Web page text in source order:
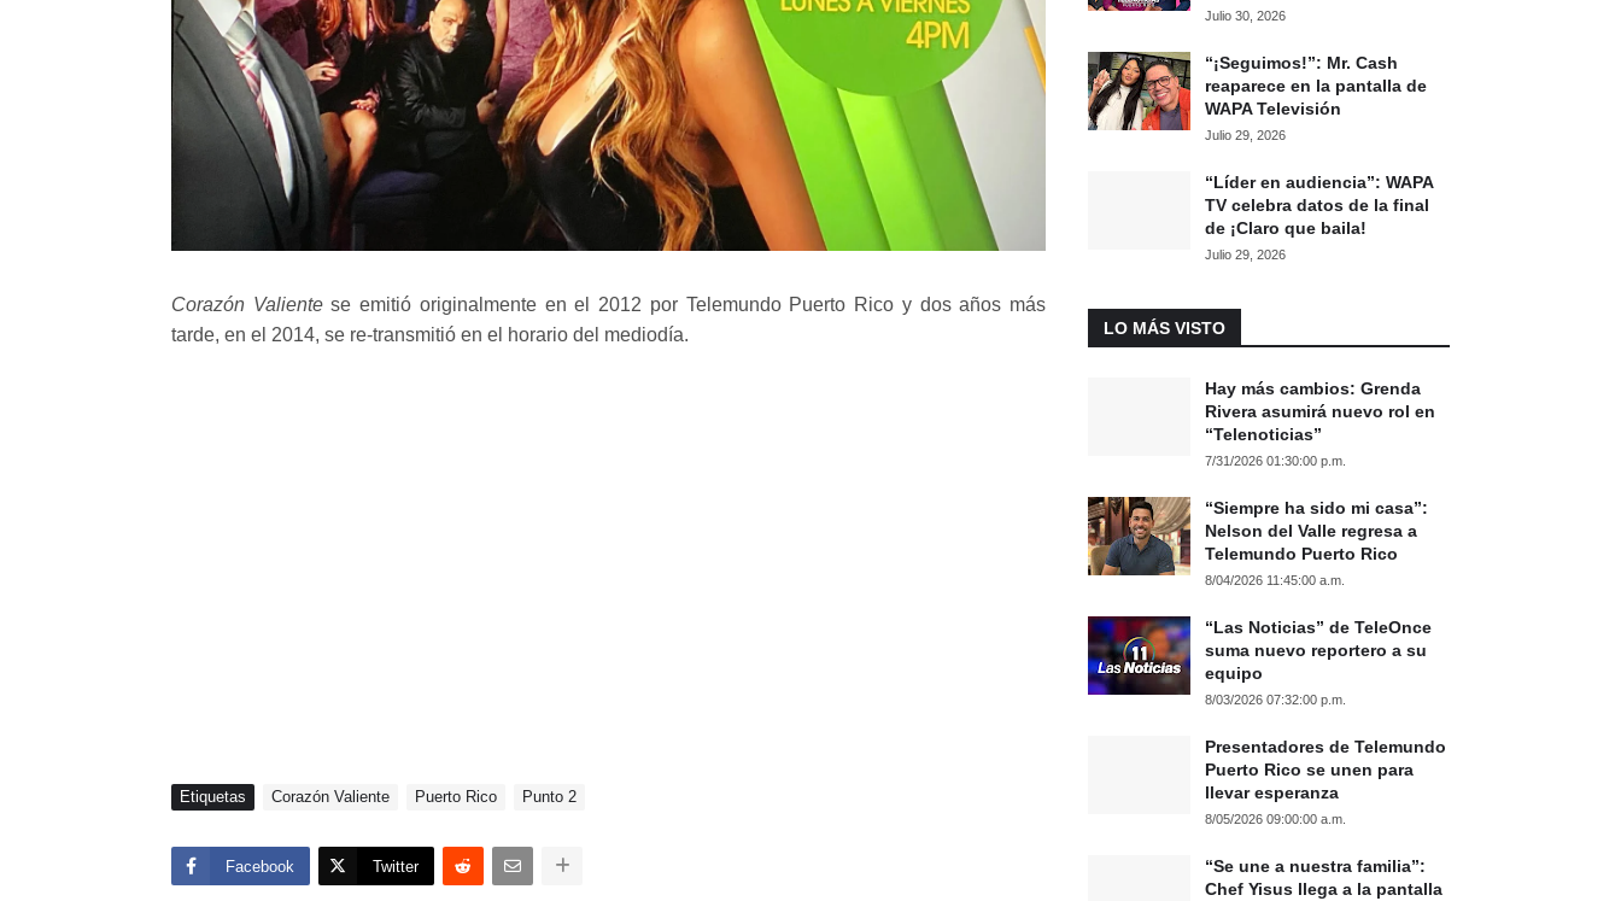
Corazón Valientese emitió originalmente en el 2012 por Telemundo Puerto Rico y dos años más
tarde, en el 2014, se re-transmitió en el horario del mediodía.
Etiquetas Corazón Valiente Puerto Rico Punto 2
Facebook Twitter
Julio 30, 2026
“¡Seguimos!”: Mr. Cash
reaparece en la pantalla de
WAPA Televisión
Julio 29, 2026
“Líder en audiencia”: WAPA
TV celebra datos de la final
de ¡Claro que baila!
Julio 29, 2026
LO MÁS VISTO
Hay más cambios: Grenda
Rivera asumirá nuevo rol en
“Telenoticias”
7/31/2026 01:30:00 p.m.
“Siempre ha sido mi casa”:
Nelson del Valle regresa a
Telemundo Puerto Rico
8/04/2026 11:45:00 a.m.
“Las Noticias” de TeleOnce
suma nuevo reportero a su
equipo
8/03/2026 07:32:00 p.m.
Presentadores de Telemundo
Puerto Rico se unen para
llevar esperanza
8/05/2026 09:00:00 a.m.
“Se une a nuestra familia”:
Chef Yisus llega a la pantalla